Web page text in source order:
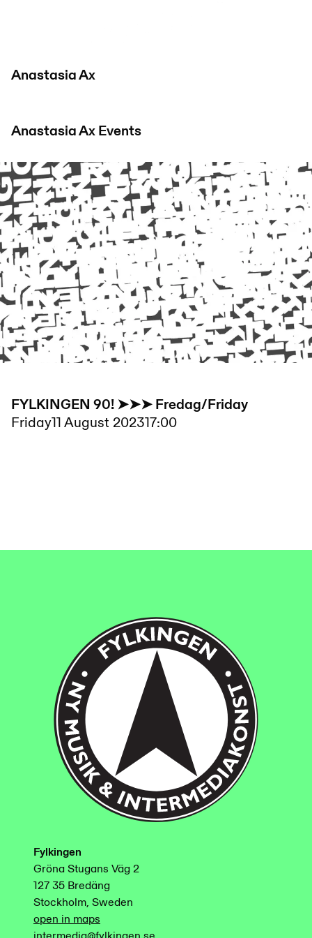
Anastasia Ax
Anastasia AxEvents
FYLKINGEN 90! ➤➤➤ Fredag/Friday
Friday11 August 202317:00
Fylkingen
Gröna Stugans Väg 2
127 35 Bredäng
Stockholm, Sweden
open in maps